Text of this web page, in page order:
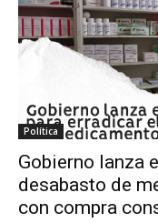
Política
Gobierno lanza
desabasto de
con compra